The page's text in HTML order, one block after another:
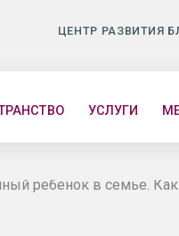
ЦЕНТР РАЗВИТИЯ
УСЛУГИ
ребенок в семье.